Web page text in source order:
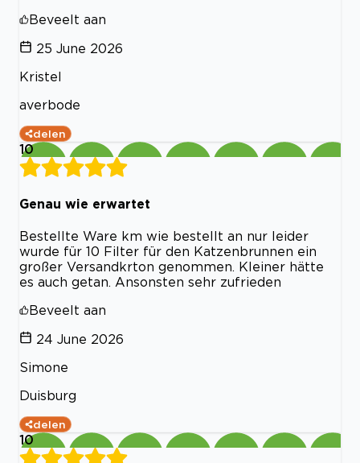
Beveelt aan
25 June 2026
Kristel
averbode
delen
10
Genau wie erwartet
Bestellte Ware km wie bestellt an nur leider
wurde für 10 Filter für den Katzenbrunnen ein
großer Versandkrton genommen. Kleiner hätte
es auch getan. Ansonsten sehr zufrieden
Beveelt aan
24 June 2026
Simone
Duisburg
delen
10